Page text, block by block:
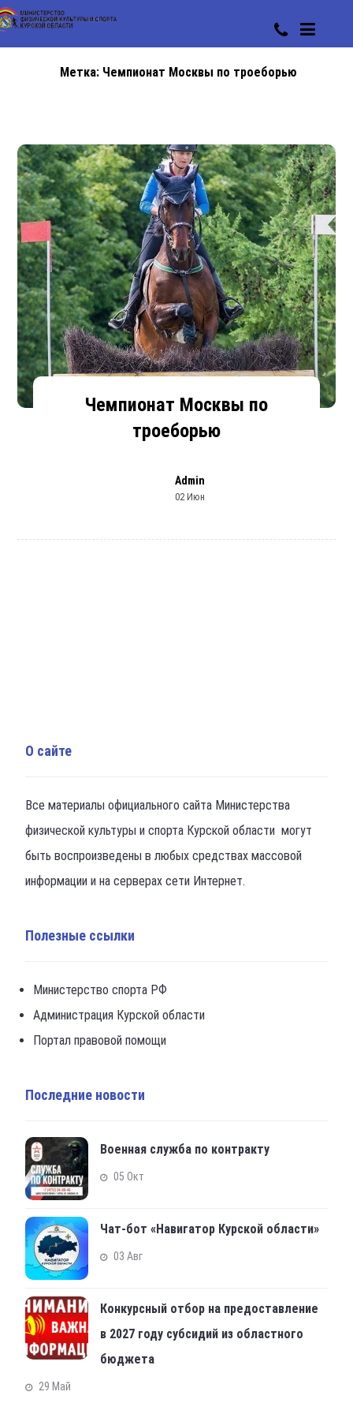
Метка: Чемпионат Москвы по троеборью
Чемпионат Москвы по
троеборью
Admin
02 Июн
О сайте
Все материалы официального сайта Министерства
физической культуры и спорта Курской области могут
быть воспроизведены в любых средствах массовой
информации и на серверах сети Интернет.
Полезные ссылки
Министерство спорта РФ
Администрация Курской области
Портал правовой помощи
Последние новости
Военная служба по контракту
05 Окт
Чат-бот «Навигатор Курской области»
03 Авг
Конкурсный отбор на предоставление
в 2027 году субсидий из областного
бюджета
29 Май